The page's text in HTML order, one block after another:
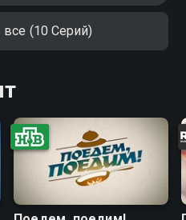
все (10 Серий)